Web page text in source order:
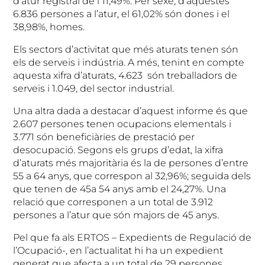
6.836 persones a l’atur, el 61,02% són dones i el
38,98%, homes.
Els sectors d’activitat que més aturats tenen són
els de serveis i indústria. A més, tenint en compte
aquesta xifra d’aturats, 4.623 són treballadors de
serveis i 1.049, del sector industrial.
Una altra dada a destacar d’aquest informe és que
2.607 persones tenen ocupacions elementals i
3.771 són beneficiàries de prestació per
desocupació. Segons els grups d’edat, la xifra
d’aturats més majoritària és la de persones d’entre
55 a 64 anys, que correspon al 32,96%; seguida dels
que tenen de 45a 54 anys amb el 24,27%. Una
relació que corresponen a un total de 3.912
persones a l’atur que són majors de 45 anys.
Pel que fa als ERTOS – Expedients de Regulació de
l’Ocupació-, en l’actualitat hi ha un expedient